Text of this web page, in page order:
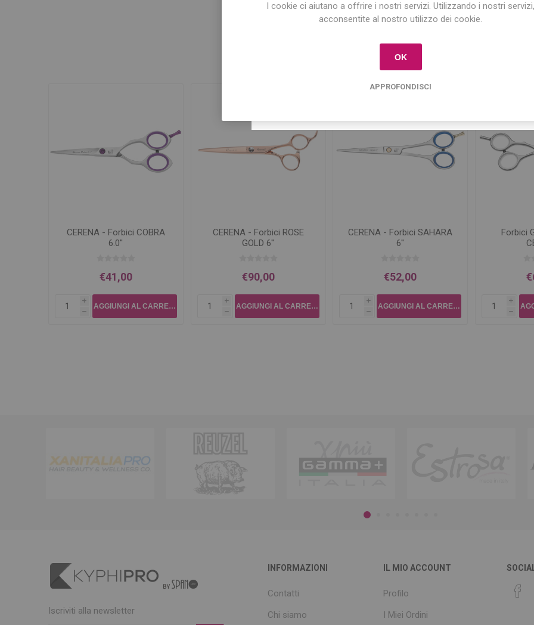
Iscriviti per conoscere le nostre ultime offerte
Prodotti correlati
CERENA - Forbici COBRA
6.0''
€41,00
i
h
CERENA - Forbici ROSE
GOLD 6''
€90,00
i
h
CERENA - Forbici SAHARA
6''
€52,00
i
h
Forbici
i
h
Iscriviti alla newsletter
INFORMAZIONI
Contatti
Chi siamo
IL MIO ACCOUNT
Profilo
I Miei Ordini
I cookie ci aiutano a offrire i nostri servizi. Utilizzando i nostri servizi,
acconsentite al nostro utilizzo dei cookie.
OK
APPROFONDISCI